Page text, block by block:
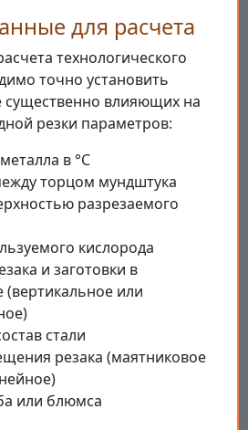
для расчета
технологического
точно установить
существенно влияющих на
резки параметров:
в °C
торцом мундштука
разрезаемого
кислорода
и заготовки в
(вертикальное или
стали
резака (маятниковое
или блюмса